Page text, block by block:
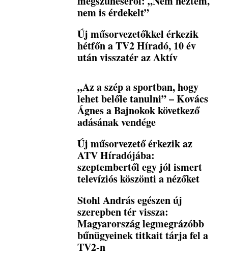
nem is érdekelt”
Új műsorvezetőkkel érkezik
hétfőn a TV2 Híradó, 10 év
után visszatér az Aktív
„Az a szép a sportban, hogy
lehet belőle tanulni” – Kovács
Ágnes a Bajnokok következő
adásának vendége
Új műsorvezető érkezik az
ATV Híradójába:
szeptembertől egy jól ismert
televíziós köszönti a nézőket
Stohl András egészen új
szerepben tér vissza:
Magyarország legmegrázóbb
bűnügyeinek titkait tárja fel a
TV2-n